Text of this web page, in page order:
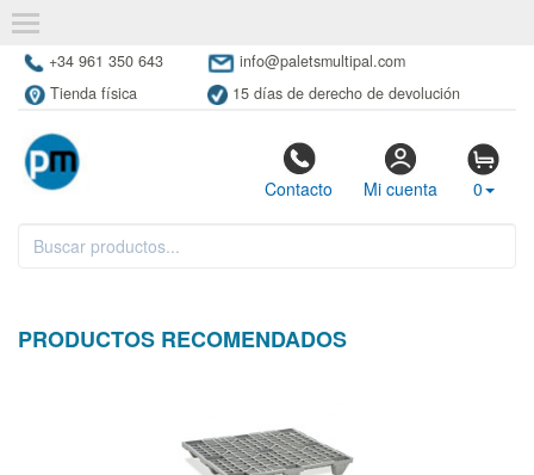
+34 961 350 643
info@paletsmultipal.com
Tienda física
15 días de derecho de devolución
Contacto Mi cuenta 0
PRODUCTOS RECOMENDADOS